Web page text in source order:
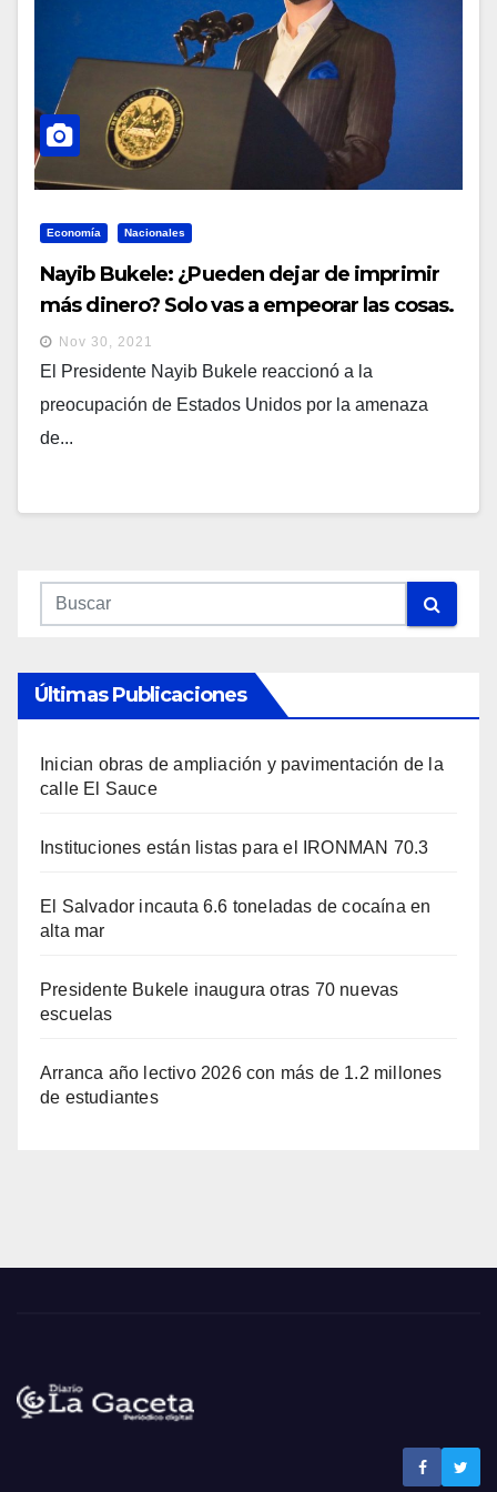
Economía Nacionales
Nayib Bukele: ¿Pueden dejar de imprimir
más dinero? Solo vas a empeorar las cosas.
En realidad. Es una obviedad
Nov 30, 2021
El Presidente Nayib Bukele reaccionó a la
preocupación de Estados Unidos por la amenaza
de...
Últimas Publicaciones
Inician obras de ampliación y pavimentación de la
calle El Sauce
Instituciones están listas para el IRONMAN 70.3
El Salvador incauta 6.6 toneladas de cocaína en
alta mar
Presidente Bukele inaugura otras 70 nuevas
escuelas
Arranca año lectivo 2026 con más de 1.2 millones
de estudiantes